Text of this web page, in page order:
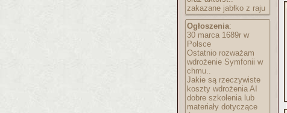
zakazane jabłko z raju
Ogłoszenia:
30 marca 1689r w
Polsce
Ostatnio rozważam
wdrożenie Symfonii w
chmu..
Jakie są rzeczywiste
koszty wdrożenia AI
dobre szkolenia lub
materiały dotyczące